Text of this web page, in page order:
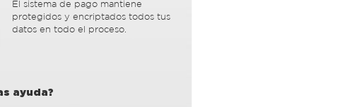
El sistema de pago mantiene
protegidos y encriptados todos tus
datos en todo el proceso.
ayuda?